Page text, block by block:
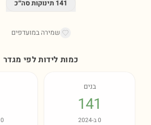
141 תינוקות סה״כ
שמירה במועדפים
כמות לידות לפי מגדר
בנים
141
0ב-2024
0